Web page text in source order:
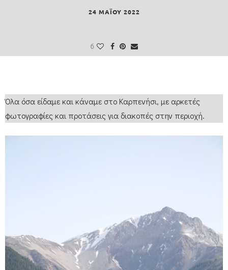
24 ΜΑΪ́ΟΥ 2022
6
Όλα όσα είδαμε και κάναμε στο Καρπενήσι, με αρκετές
φωτογραφίες και προτάσεις για διακοπές στην περιοχή.